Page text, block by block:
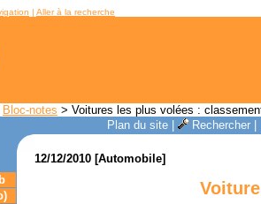
| Aller à la recherche
Bloc-notes > Voitures les plus volées :
Plan du site| Rechercher|
12/12/2010 [Automobile]